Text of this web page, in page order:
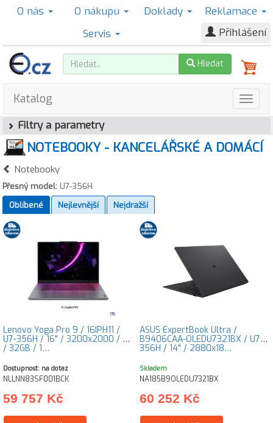
O nás O nákupu Doklady
Reklamace
Servis
Přihlášení
Hledat
Katalog
Filtry a parametry
NOTEBOOKY - KANCELÁŘSKÉ A DOMÁCÍ
Notebooky
Přesný model: U7-356H
Oblíbené
Nejlevnější Nejdražší
Lenovo Yoga Pro 9 / 16IPH11 /
U7-356H / 16" / 3200x2000 / T
/ 32GB / 1…
Dostupnost: na dotaz
NLLNN83SF001BCK
59 757 Kč
ASUS ExpertBook Ultra /
B9406CAA-OLEDU7321BX / U7-
356H / 14" / 2880x18…
Skladem
NA185B9OLEDU7321BX
60 252 Kč